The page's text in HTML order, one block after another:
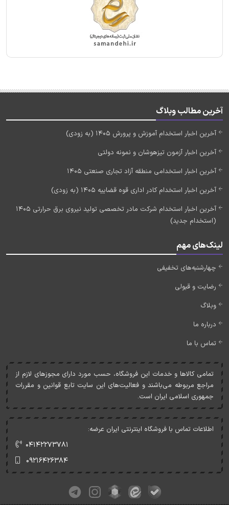
آخرین مطالب وبلاگ
آخرین اخبار استخدام آموزش و پرورش 1405 (به زودی)
آخرین اخبار آزمون تیزهوشان و نمونه دولتی
آخرین اخبار استخدامی منطقه آزاد تجاری صنعتی 1405
آخرین اخبار استخدام کادر اداری قوه قضاییه 1405 (به زودی)
آخرین اخبار استخدام شرکت مادر تخصصی تولید نیروی برق حرارتی 1405
(استخدام جدید)
لینک‌های مهم
چهارشنبه‌های تخفیفی
رضایت و قبولی
وبلاگ
درباره ما
تماس با ما
تمامی کالاها و خدمات اين فروشگاه، حسب مورد دارای مجوزهای لازم از
مراجع مربوطه می‌باشند و فعاليت‌های اين سايت تابع قوانين و مقررات
جمهوری اسلامی ايران است.
اطلاعات تماس با فروشگاه اینترنتی ایران عرضه:
۰۴۱۴۲۲۷۳۷۸۱
۰۹۲۱۶۴۲۶۳۸۴